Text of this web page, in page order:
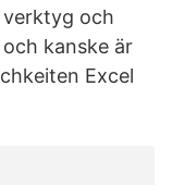
verktyg och
kanske är
Excel